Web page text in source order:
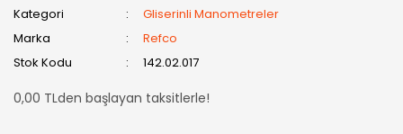
Kategori
Gliserinli Manometreler
Marka
Refco
Stok Kodu
142.02.017
0,00 TLden başlayan taksitlerle!